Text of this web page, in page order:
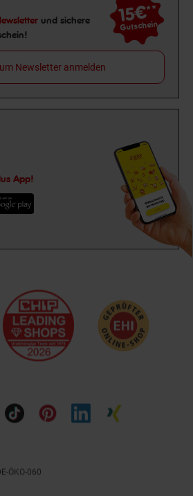
und sichere
15€**
Gutschein
Newsletter anmelden
App!
ÖKO-060